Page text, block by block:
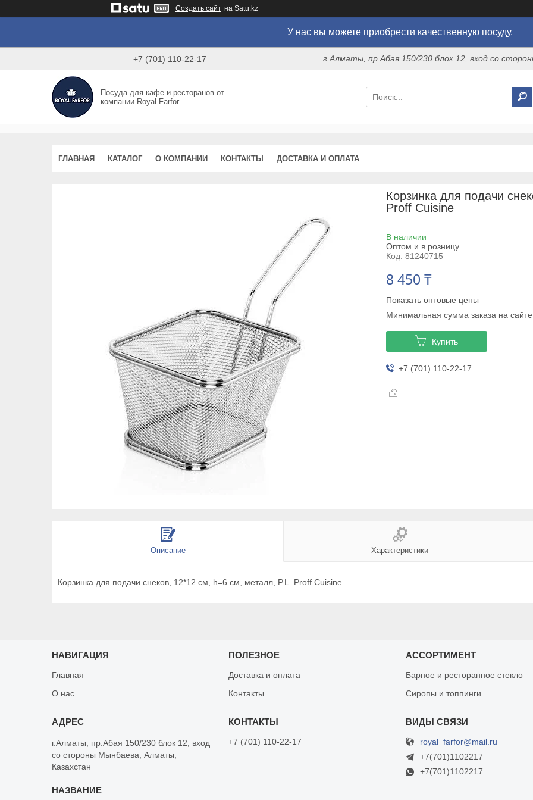
Создать сайт на Satu.kz
У нас вы можете приобрести качественную посуду.
+7 (701) 110-22-17 г.Алматы, пр.Абая 150/230 блок 12, вход со
Посуда для кафе и ресторанов от
компании Royal Farfor
ГЛАВНАЯ КАТАЛОГ О КОМПАНИИ КОНТАКТЫ ДОСТАВКА И ОПЛАТА
Корзинка для подачи
Proff Cuisine
В наличии
Оптом и в розницу
Код: 81240715
8 450 ₸
Показать оптовые цены
Минимальная сумма заказа на
Купить
+7 (701) 110-22-17
Описание Характеристики
Корзинка для подачи снеков, 12*12 см, h=6 см, металл, P.L. Proff Cuisine
НАВИГАЦИЯ
Главная
О нас
ПОЛЕЗНОЕ
Доставка и оплата
Контакты
АССОРТИМЕНТ
Барное и ресторанное стекло
Сиропы и топпинги
г.Алматы, пр.Абая 150/230 блок 12, вход
со стороны Мынбаева, Алматы,
Казахстан
+7 (701) 110-22-17
royal_farfor@mail.ru
+7(701)1102217
+7(701)1102217